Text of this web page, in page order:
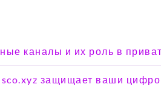
каналы и их роль в
защищает ваши